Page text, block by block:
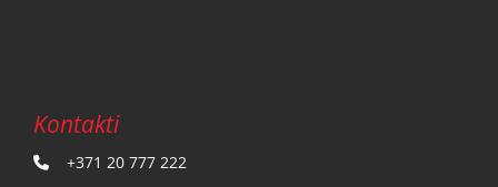
Kontakti
 +371 20 777 222